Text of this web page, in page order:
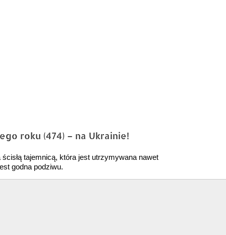
roku (474) – na Ukrainie!
tajemnicą, która jest utrzymywana nawet
godna podziwu.